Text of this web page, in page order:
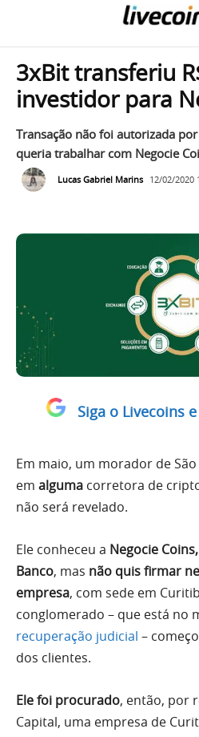
3xBit transferiu
investidor para
Transação não foi autorizada
queria trabalhar com Negocie
Lucas Gabriel Marins 12/02/2020
Siga o Livecoins
Em maio, um morador de
em alguma corretora de
não será revelado.
Ele conheceu a Negocie
Banco, mas não quis firmar
empresa, com sede em
conglomerado – que está no
recuperação judicial –
dos clientes.
Ele foi procurado, então, por
Capital, uma empresa de